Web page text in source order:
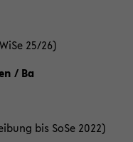
25/26)
/ Ba
bis SoSe 2022)